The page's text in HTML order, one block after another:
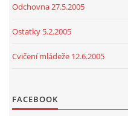
Odchovna 27.5.2005
Ostatky 5.2.2005
Cvičení mládeže 12.6.2005
FACEBOOK